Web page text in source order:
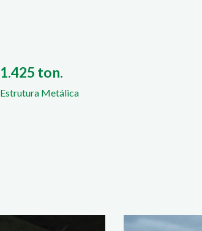
1.425 ton.
Estrutura Metálica